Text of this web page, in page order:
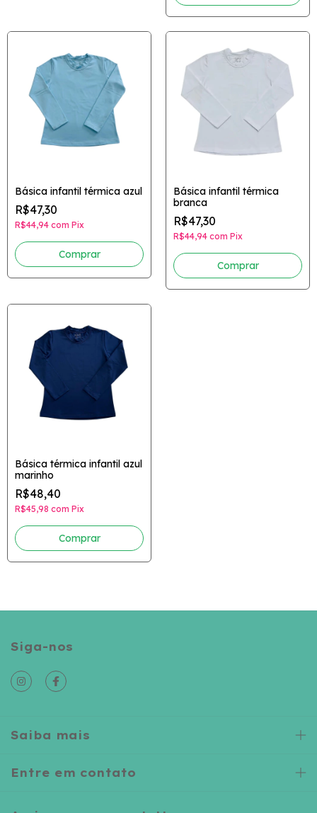
Básica infantil térmica azul
R$47,30
R$44,94 com Pix
Comprar
Básica infantil térmica
branca
R$47,30
R$44,94 com Pix
Comprar
Básica térmica infantil azul
marinho
R$48,40
R$45,98 com Pix
Comprar
Siga-nos
Saiba mais
Entre em contato